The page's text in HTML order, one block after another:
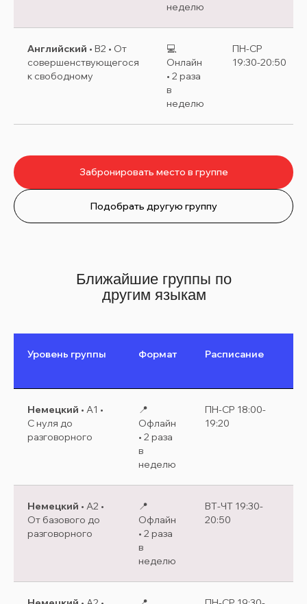
неделю
Английский • B2 • От
совершенствующегося
к свободному
💻
Онлайн
• 2 раза
в
неделю
ПН-СР
19:30-20:50
Забронировать место в группе
Подобрать другую группу
Ближайшие группы по
другим языкам
Уровень группы Формат Расписание
Немецкий • A1 •
С нуля до
разговорного
📍
Офлайн
• 2 раза
в
неделю
ПН-СР 18:00-
19:20
Немецкий • A2 •
От базового до
разговорного
📍
Офлайн
• 2 раза
в
неделю
ВТ-ЧТ 19:30-
20:50